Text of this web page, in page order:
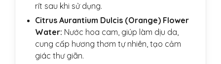
rít sau khi sử dụng.
Citrus Aurantium Dulcis (Orange) Flower
Water: Nước hoa cam, giúp làm dịu da,
cung cấp hương thơm tự nhiên, tạo cảm
giác thư giãn.